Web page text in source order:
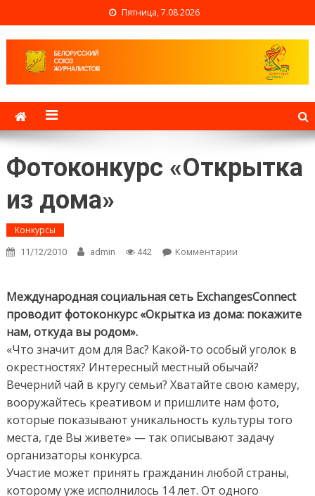
Пятница, 7.08.2026
Белорусский союз
журналистов
Фотоконкурс «Открытка
из дома»
Конкурсы
11/12/2010 admin 442 Комментарии
из дома»
Международная социальная сеть ExchangesConnect
проводит фотоконкурс «Окрытка из дома: покажите
нам, откуда вы родом».
«Что значит дом для Вас? Какой-то особый уголок в
окрестностях? Интересный местный обычай?
Вечерний чай в кругу семьи? Хватайте свою камеру,
вооружайтесь креативом и пришлите нам фото,
которые показывают уникальность культуры того
места, где Вы живете» — так описывают задачу
организаторы конкурса.
Участие может принять гражданин любой страны,
которому уже исполнилось 14 лет. От одного